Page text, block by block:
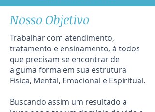
Nosso Objetivo
Trabalhar com atendimento,
tratamento e ensinamento, á todos
que precisam se encontrar de
alguma forma em sua estrutura
Física, Mental, Emocional e Espiritual.
Buscando assim um resultado a